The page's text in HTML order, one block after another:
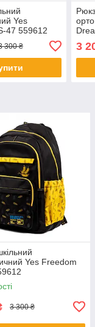
Yes
47 559612
300 ₴ 3
Yes Freedom
3 300 ₴